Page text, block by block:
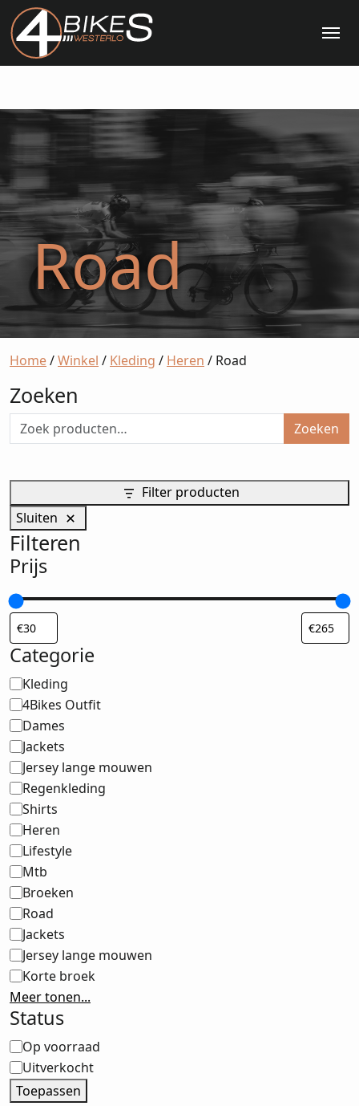
Road
Home/Winkel / Kleding / Heren / Road
Zoeken
Zoeken
Filter producten
Sluiten
Filteren
Prijs
Categorie
Categorie
Kleding
4Bikes Outfit
Dames
Jackets
Jersey lange mouwen
Regenkleding
Shirts
Heren
Lifestyle
Mtb
Broeken
Road
Jackets
Jersey lange mouwen
Korte broek
Meer tonen...
Status
Status
Op voorraad
Uitverkocht
Toepassen